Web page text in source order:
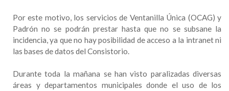
Por este motivo, los servicios de Ventanilla Única (OCAG) y
Padrón no se podrán prestar hasta que no se subsane la
incidencia, ya que no hay posibilidad de acceso a la intranet ni
las bases de datos del Consistorio.
Durante toda la mañana se han visto paralizadas diversas
áreas y departamentos municipales donde el uso de los